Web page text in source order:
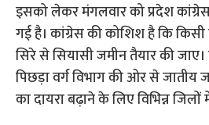
इसको लेकर मंगलवार को प्रदेश
गई है। कांग्रेस की कोशिश है कि किसी
सिरे से सियासी जमीन तैयार की
पिछड़ा वर्ग विभाग की ओर से
का दायरा बढ़ाने के लिए विभिन्न